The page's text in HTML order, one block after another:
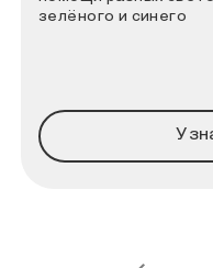
зелёного и синего